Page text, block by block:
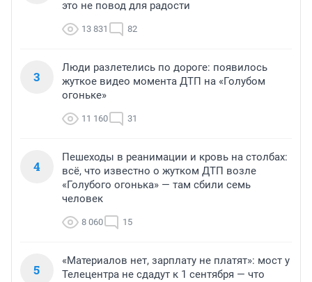
это не повод для радости
13 831 82
3
Люди разлетелись по дороге: появилось
жуткое видео момента ДТП на «Голубом
огоньке»
11 160 31
4
Пешеходы в реанимации и кровь на столбах:
всё, что известно о жутком ДТП возле
«Голубого огонька» — там сбили семь
человек
8 060 15
5
«Материалов нет, зарплату не платят»: мост у
Телецентра не сдадут к 1 сентября — что